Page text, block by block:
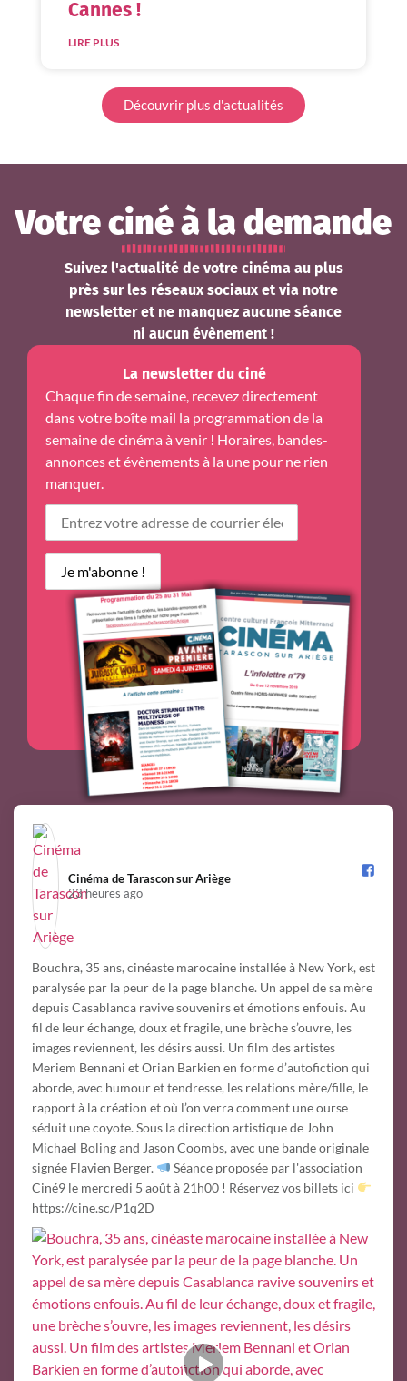
Cannes !
LIRE PLUS
Découvrir plus d'actualités
Votre ciné à la demande
Suivez l'actualité de votre cinéma au plus
près sur les réseaux sociaux et via notre
newsletter et ne manquez aucune séance
ni aucun évènement !
Cinéma de Tarascon sur Ariège️
23 heures ago
Bouchra, 35 ans, cinéaste marocaine installée à New York, est
paralysée par la peur de la page blanche. Un appel de sa mère
depuis Casablanca ravive souvenirs et émotions enfouis. Au
fil de leur échange, doux et fragile, une brèche s’ouvre, les
images reviennent, les désirs aussi. Un film des artistes
Meriem Bennani et Orian Barkien en forme d’autofiction qui
aborde, avec humour et tendresse, les relations mère/fille, le
rapport à la création et où l’on verra comment une ourse
séduit une coyote. Sous la direction artistique de John
Michael Boling and Jason Coombs, avec une bande originale
signée Flavien Berger.
Séance proposée par l'association
Ciné9 le mercredi 5 août à 21h00 ! Réservez vos billets ici
https://cine.sc/P1q2D
La newsletter du ciné
Chaque fin de semaine, recevez directement
dans votre boîte mail la programmation de la
semaine de cinéma à venir ! Horaires, bandes-
annonces et évènements à la une pour ne rien
manquer.